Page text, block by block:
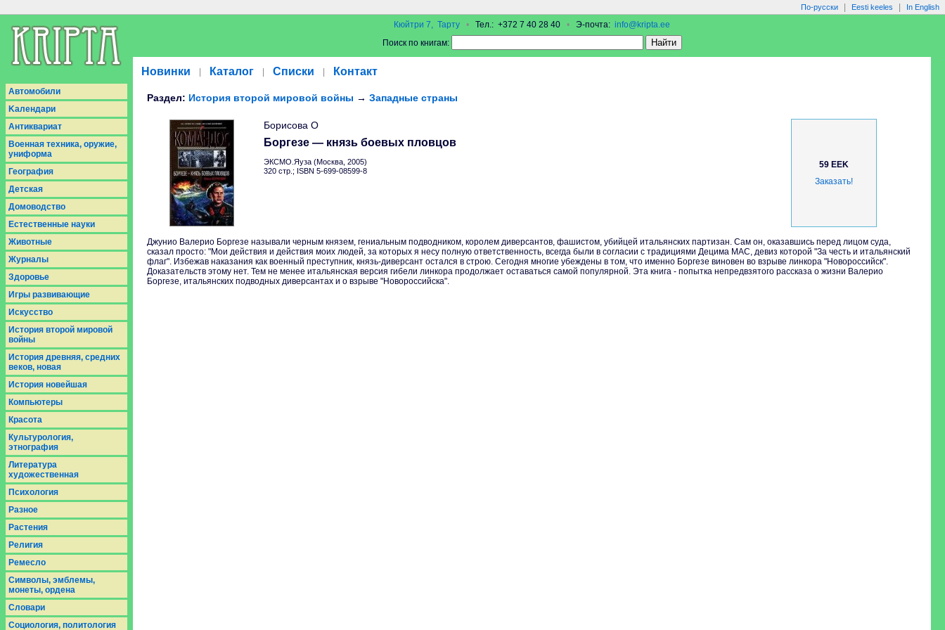
По-русски Eesti keeles In English
Кюйтри 7, Тарту • Тел.: +372 7 40 28 40 • Э-почта: info@kripta.ee
Поиск по книгам:
Новинки Каталог Списки Контакт
Aвтомобили
Kалендари
Антиквариат
Военная техника, оружие,
униформа
География
Детская
Домоводство
Естественные науки
Животные
Журналы
Здоровье
Игры развивающие
Искусство
История второй мировой
войны
История древняя, средних
веков, новая
История новейшая
Компьютеры
Красота
Культурология,
этнография
Литература
художественная
Психология
Разное
Растения
Религия
Ремесло
Символы, эмблемы,
монеты, ордена
Словари
Социология, политология
Раздел: История второй мировой войны → Западные страны
Борисова О
Боргезе — князь боевых пловцов
ЭКСМО.Яуза (Москва, 2005)
320 стр.; ISBN 5-699-08599-8
59 EEK
Заказать!
Джунио Валерио Боргезе называли черным князем, гениальным подводником, королем диверсантов, фашистом, убийцей итальянских партизан. Сам он, оказавшись перед лицом суда,
сказал просто: "Мои действия и действия моих людей, за которых я несу полную ответственность, всегда были в согласии с традициями Децима MAC, девиз которой "За честь и итальянский
флаг". Избежав наказания как военный преступник, князь-диверсант остался в строю. Сегодня многие убеждены в том, что именно Боргезе виновен во взрыве линкора "Новороссийск".
Доказательств этому нет. Тем не менее итальянская версия гибели линкора продолжает оставаться самой популярной. Эта книга - попытка непредвзятого рассказа о жизни Валерио
Боргезе, итальянских подводных диверсантах и о взрыве "Новороссийска".